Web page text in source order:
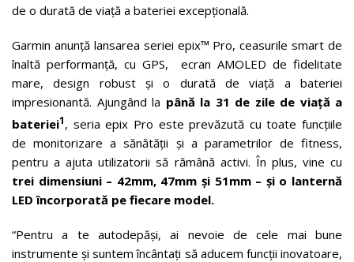
de o durată de viață a bateriei excepțională.
Garmin anunță lansarea seriei epix™ Pro, ceasurile smart de
înaltă performanță, cu GPS, ecran AMOLED de fidelitate
mare, design robust și o durată de viață a bateriei
impresionantă. Ajungând la până la 31 de zile de viață a
bateriei1, seria epix Pro este prevăzută cu toate funcțiile
de monitorizare a sănătății și a parametrilor de fitness,
pentru a ajuta utilizatorii să rămână activi. În plus, vine cu
trei dimensiuni – 42mm, 47mm și 51mm – și o lanternă
LED încorporată pe fiecare model.
“Pentru a te autodepăși, ai nevoie de cele mai bune
instrumente și suntem încântați să aducem funcții inovatoare,